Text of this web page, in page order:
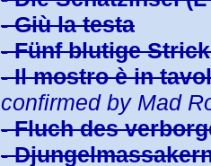
- Giù la testa
- Fünf blutige
- Il mostro è in
confirmed by Mad
- Fluch des
-